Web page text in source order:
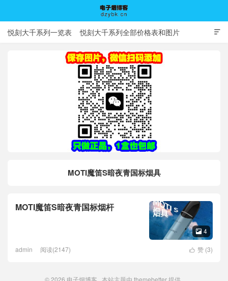
电子烟博客

悦刻大千系列一览表 悦刻大千系列全部价格表和图片
MOTI魔笛S暗夜青国标烟具
MOTI魔笛S暗夜青国标烟杆
 4
 赞 (3)
admin 阅读(2147)
© 2026 电子烟博客 本站主题由 themebetter提供